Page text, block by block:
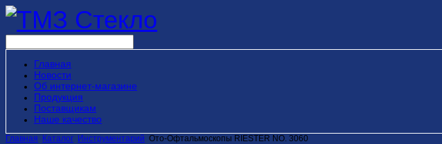
Главная
Новости
Об интернет-магазине
Продукция
Поставщикам
Наше качество
Главная Каталог Инструментарий Ото-Офтальмоскопы RIESTER NO. 3060